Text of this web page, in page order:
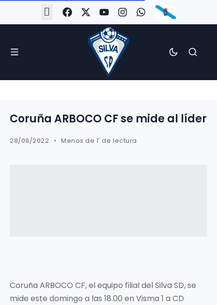
Coruña ARBOCO CF se mide al líder
28/09/2022 Menos de 1' de lectura
Coruña ARBOCO CF, el equipo filial del Silva SD, se
mide este domingo a las 18.00 en Visma 1 a CD